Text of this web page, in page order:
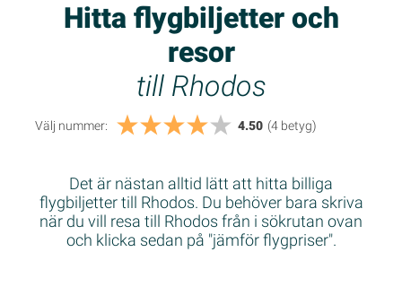
Hitta flygbiljetter och
resor
till Rhodos
Välj nummer: 4.50 (4 betyg)
Det är nästan alltid lätt att hitta billiga
flygbiljetter till Rhodos. Du behöver bara skriva
när du vill resa till Rhodos från i sökrutan ovan
och klicka sedan på "jämför flygpriser".